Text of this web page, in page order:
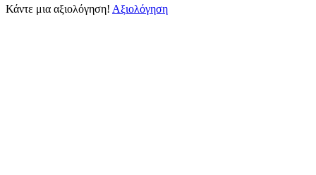
Κάντε μια αξιολόγηση! Αξιολόγηση